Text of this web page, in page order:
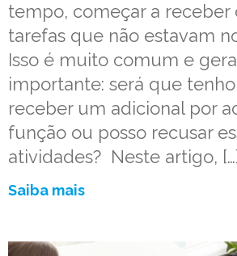
tempo, começar a receber
tarefas que não estavam
Isso é muito comum e
importante: será que
receber um adicional por
função ou posso recusar
atividades? Neste artigo,
Saiba mais